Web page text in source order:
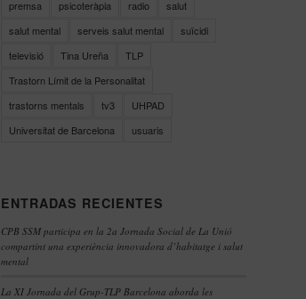
premsa
psicoteràpia radio
salut
salut mental
serveis salut mental
suïcidi
televisió
Tina Ureña
TLP
Trastorn Límit de la Personalitat
trastorns mentals
tv3
UHPAD
Universitat de Barcelona
usuaris
ENTRADAS RECIENTES
CPB SSM participa en la 2a Jornada Social de La Unió
compartint una experiència innovadora d’habitatge i salut
mental
La XI Jornada del Grup-TLP Barcelona aborda les